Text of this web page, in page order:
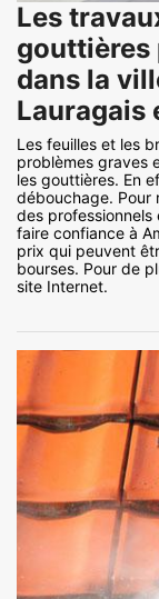
Les
gouttières
dans la
Lauragais
Les feuilles et les
problèmes graves
les gouttières. En
débouchage. Pour
des professionnels
faire confiance à
prix qui peuvent
bourses. Pour de
site Internet.